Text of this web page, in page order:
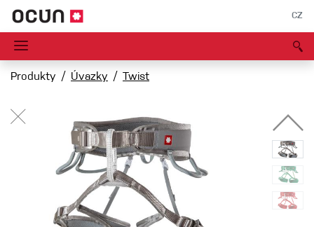
CZ
Produkty Úvazky Twist